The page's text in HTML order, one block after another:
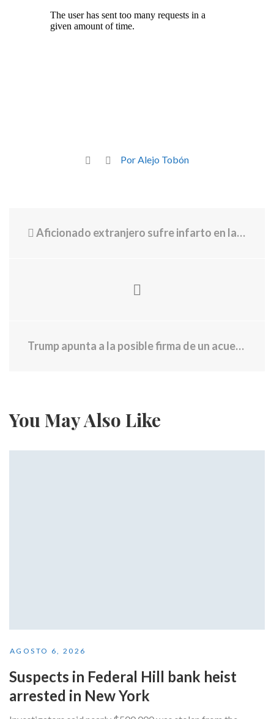
Por Alejo Tobón
Aficionado extranjero sufre infarto en la inauguración del Mundial
Trump apunta a la posible firma de un acuerdo para poner fin a la guerra tras cancelar los ataques previstos contra Irán
You May Also Like
AGOSTO 6, 2026
Suspects in Federal Hill bank heist
arrested in New York